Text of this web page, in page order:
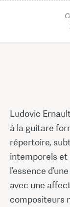
Ludovic
à la guitare
répertoire,
intemporels et
l’essence
avec une
compositeurs